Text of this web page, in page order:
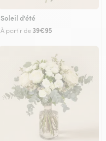
Soleil d'été
À partir de 39€95